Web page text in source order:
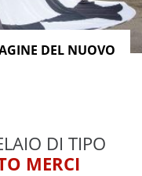
DEL NUOVO
DI TIPO
MERCI